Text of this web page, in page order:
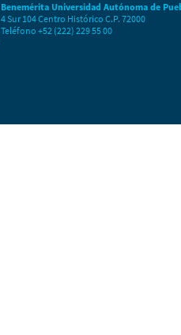
Benemérita Universidad Autónoma de
4 Sur 104 Centro Histórico C.P. 72000
Teléfono +52 (222) 229 55 00